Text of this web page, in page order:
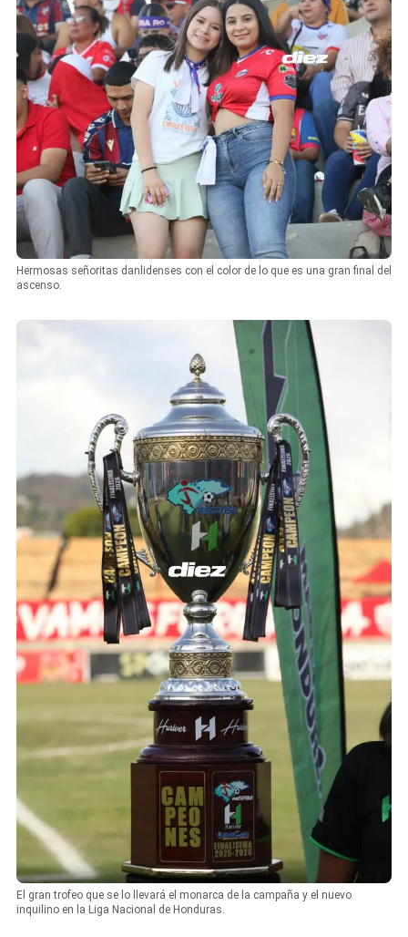
Hermosas señoritas danlidenses con el color de lo que es una gran final del
ascenso.
El gran trofeo que se lo llevará el monarca de la campaña y el nuevo
inquilino en la Liga Nacional de Honduras.